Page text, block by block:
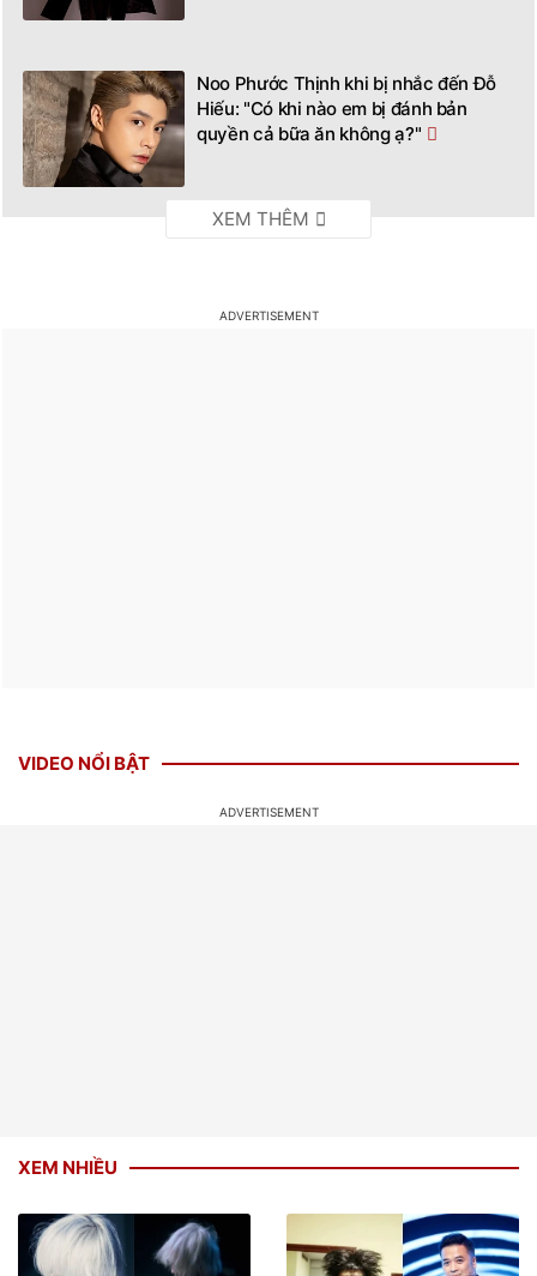
Noo Phước Thịnh khi bị nhắc đến Đỗ
Hiếu: "Có khi nào em bị đánh bản
quyền cả bữa ăn không ạ?"